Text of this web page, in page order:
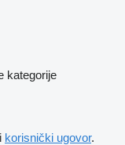
kategorije
i korisnički ugovor.